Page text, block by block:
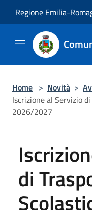
Regione Emilia-
Home > Novità >
Iscrizione al Servizio
2026/2027
di